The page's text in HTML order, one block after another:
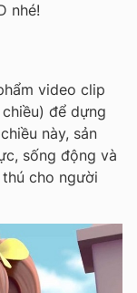
nhé!
video clip
để dựng
này, sản
sống động và
cho người